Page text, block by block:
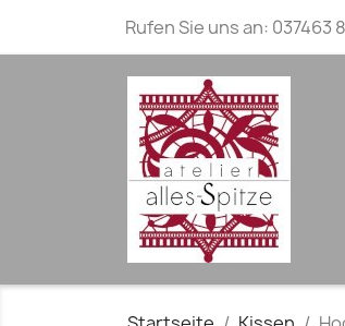
Rufen Sie uns an: 037463